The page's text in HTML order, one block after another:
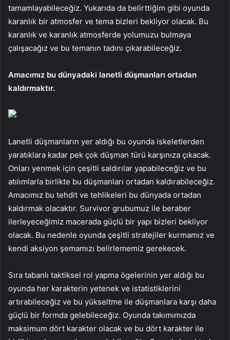
tamamlayabileceğiz. Yukarıda da belirttiğim gibi oyunda
karanlık bir atmosfer ve tema bizleri bekliyor olacak. Bu
karanlık ve karanlık atmosferde yolumuzu bulmaya
çalışacağız ve bu temanın tadını çıkarabileceğiz.
Amacımız bu dünyadaki lanetli düşmanları ortadan
kaldırmaktır.
Lanetli düşmanların yer aldığı bu oyunda iskeletlerden
yaratıklara kadar pek çok düşman türü karşınıza çıkacak.
Onları yenmek için çeşitli saldırılar yapabileceğiz ve bu
atılımlarla birlikte bu düşmanları ortadan kaldırabileceğiz.
Amacımız bu tehdit ve tehlikeleri bu dünyada ortadan
kaldırmak olacaktır. Survivor grubumuz ile beraber
ilerleyeceğimiz macerada güçlü bir yapı bizleri bekliyor
olacak. Bu nedenle oyunda çeşitli stratejiler kurmamız ve
kendi aksiyon şemamızı belirlememiz gerekecek.
Sıra tabanlı taktiksel rol yapma ögelerinin yer aldığı bu
oyunda her karakterin yetenek ve istatistiklerini
artırabileceğiz ve bu yükseltme ile düşmanlara karşı daha
güçlü bir formda gelebileceğiz. Oyunda takımımızda
maksimum dört karakter olacak ve bu dört karakter ile